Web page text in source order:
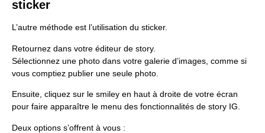
sticker
L’autre méthode est l’utilisation du sticker.
Retournez dans votre éditeur de story.
Sélectionnez une photo dans votre galerie d’images, comme si
vous comptiez publier une seule photo.
Ensuite, cliquez sur le smiley en haut à droite de votre écran
pour faire apparaître le menu des fonctionnalités de story IG.
Deux options s’offrent à vous :